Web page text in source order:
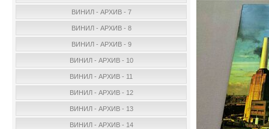
ВИНИЛ - АРХИВ - 7
ВИНИЛ - АРХИВ - 8
ВИНИЛ - АРХИВ - 9
ВИНИЛ - АРХИВ - 10
ВИНИЛ - АРХИВ - 11
ВИНИЛ - АРХИВ - 12
ВИНИЛ - АРХИВ - 13
ВИНИЛ - АРХИВ - 14